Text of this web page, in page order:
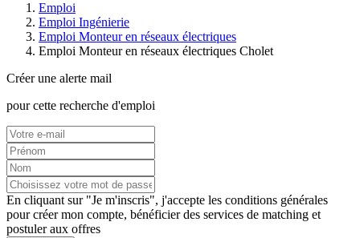
Emploi
Emploi Ingénierie
Emploi Monteur en réseaux électriques
Emploi Monteur en réseaux électriques Cholet
Créer une alerte mail
pour cette recherche d'emploi
En cliquant sur "Je m'inscris", j'accepte les conditions générales
pour créer mon compte, bénéficier des services de matching et
postuler aux offres